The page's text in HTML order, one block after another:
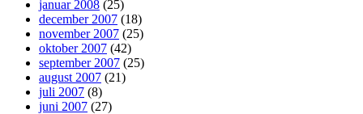
januar 2008 (25)
december 2007 (18)
november 2007 (25)
oktober 2007 (42)
september 2007 (25)
august 2007 (21)
juli 2007 (8)
juni 2007 (27)